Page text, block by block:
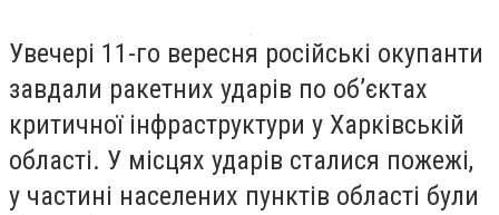
Увечері 11-го вересня російські окупанти
завдали ракетних ударів по об’єктах
критичної інфраструктури у Харківській
області. У місцях ударів сталися пожежі,
у частині населених пунктів області були